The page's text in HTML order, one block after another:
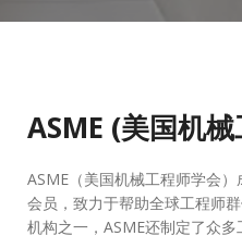
ASME (美国机
ASME（美国机械工程师学会
会员，致力于帮助全球工程师
机构之一，ASME还制定了众多